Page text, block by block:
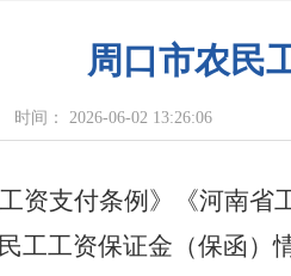
周口市农民
时间： 2026-06-02 13:26:06
资支付条例》《河南省
工工资保证金（保函）